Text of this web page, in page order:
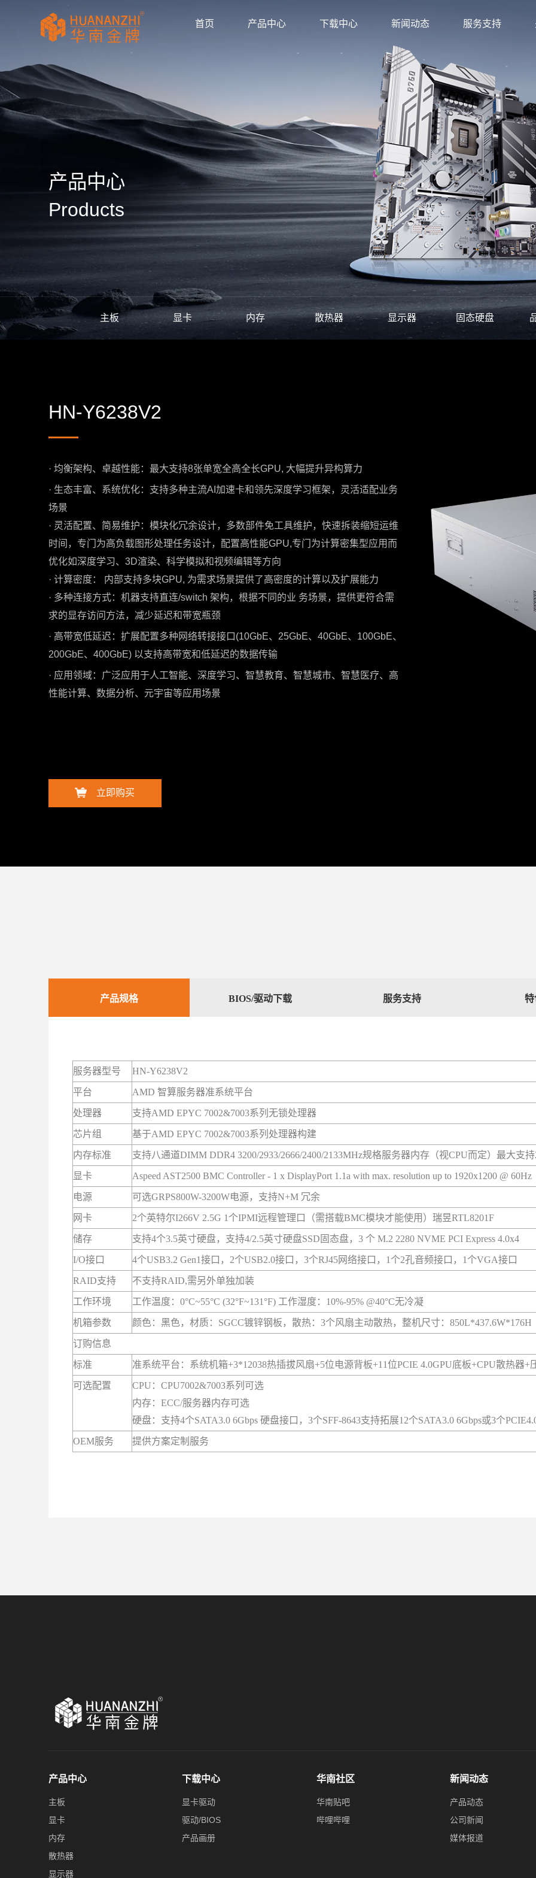
首页 产品中心 下载中心 新闻动态 服务支持
产品中心
Products
主板 显卡 内存 散热器 显示器 固态硬盘
HN-Y6238V2
· 均衡架构、卓越性能：最大支持8张单宽全高全长GPU, 大幅提升异构算力
· 生态丰富、系统优化：支持多种主流AI加速卡和领先深度学习框架，灵活适配业务
场景
· 灵活配置、简易维护：模块化冗余设计，多数部件免工具维护，快速拆装缩短运维
时间，专门为高负载图形处理任务设计，配置高性能GPU,专门为计算密集型应用而
优化如深度学习、3D渲染、科学模拟和视频编辑等方向
· 计算密度： 内部支持多块GPU, 为需求场景提供了高密度的计算以及扩展能力
· 多种连接方式：机器支持直连/switch 架构，根据不同的业 务场景，提供更符合需
求的显存访问方法，减少延迟和带宽瓶颈
· 高带宽低延迟：扩展配置多种网络转接接口(10GbE、25GbE、40GbE、100GbE、
200GbE、400GbE) 以支持高带宽和低延迟的数据传输
· 应用领域：广泛应用于人工智能、深度学习、智慧教育、智慧城市、智慧医疗、高
性能计算、数据分析、元宇宙等应用场景
立即购买
产品规格 BIOS/驱动下载 服务支持 特
服务器型号 HN-Y6238V2
平台 AMD 智算服务器准系统平台
处理器 支持AMD EPYC 7002&7003系列无锁处理器
芯片组 基于AMD EPYC 7002&7003系列处理器构建
内存标准 支持八通道DIMM DDR4 3200/2933/2666/2400/2133MHz规格服务器内存（视CPU而定）最大支
显卡 Aspeed AST2500 BMC Controller - 1 x DisplayPort 1.1a with max. resolution up to 1920x1200 @ 60Hz
电源 可选GRPS800W-3200W电源，支持N+M 冗余
网卡 2个英特尔I266V 2.5G 1个IPMI远程管理口（需搭载BMC模块才能使用）瑞昱RTL8201F
储存 支持4个3.5英寸硬盘，支持4/2.5英寸硬盘SSD固态盘，3 个 M.2 2280 NVME PCI Express 4.0x4
I/O接口 4个USB3.2 Gen1接口，2个USB2.0接口，3个RJ45网络接口，1个2孔音频接口，1个VGA接口
RAID支持 不支持RAID,需另外单独加装
工作环境 工作温度：0°C~55°C (32°F~131°F) 工作湿度：10%-95% @40°C无冷凝
机箱参数 颜色：黑色，材质：SGCC镀锌钢板，散热：3个风扇主动散热，整机尺寸：850L*437.6W*176H
订购信息
标准 准系统平台：系统机箱+3*12038热插拔风扇+5位电源背板+11位PCIE 4.0GPU底板+CPU散热器+
可选配置
CPU：CPU7002&7003系列可选
内存：ECC/服务器内存可选
硬盘：支持4个SATA3.0 6Gbps 硬盘接口，3个SFF-8643支持拓展12个SATA3.0 6Gbps或3个
OEM服务 提供方案定制服务
产品中心
主板
显卡
内存
散热器
显示器
下载中心
显卡驱动
驱动/BIOS
产品画册
华南社区
华南贴吧
哔哩哔哩
新闻动态
产品动态
公司新闻
媒体报道